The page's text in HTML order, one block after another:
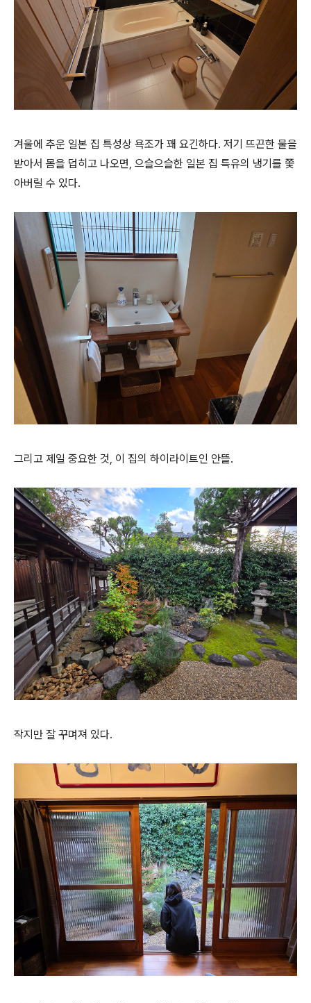
겨울에 추운 일본 집 특성상 욕조가 꽤 요긴하다. 저기 뜨끈한 물을
받아서 몸을 덥히고 나오면, 으슬으슬한 일본 집 특유의 냉기를 쫓
아버릴 수 있다.
그리고 제일 중요한 것, 이 집의 하이라이트인 안뜰.
작지만 잘 꾸며져 있다.